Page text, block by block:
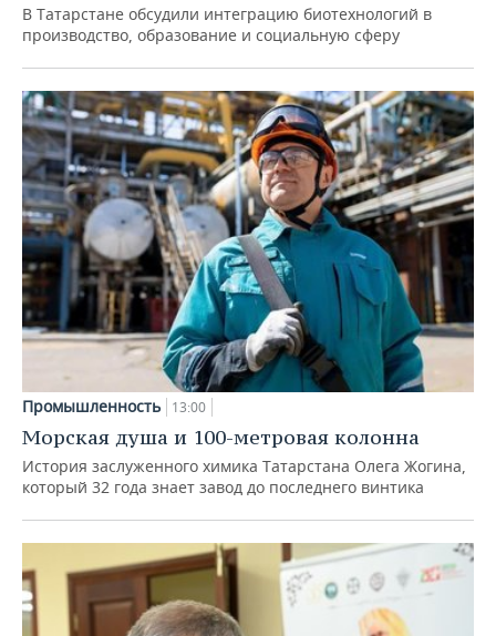
В Татарстане обсудили интеграцию биотехнологий в
производство, образование и социальную сферу
Промышленность 13:00
Морская душа и 100-метровая колонна
История заслуженного химика Татарстана Олега Жогина,
который 32 года знает завод до последнего винтика